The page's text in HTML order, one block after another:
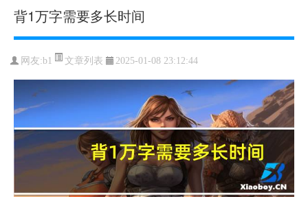
背1万字需要多长时间
网友:b1 文章列表 2025-01-08 23:12:44